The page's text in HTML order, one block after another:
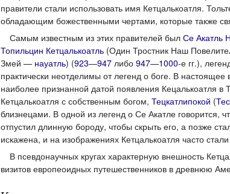
правители стали использовать имя Кетцалькоатля.
обладающим божественными чертами, которые также
Самым известным из этих правителей был Се Акатль
Топильцин Кетцалькоатль (Один Тростник Наш
Змей — науатль) (923—947 либо 947—1000-е гг.),
практически неотделимы от легенд о боге. В настоящее
наиболее признанной датой появления Кецалькоатля в
Кетцалькоатля с собственным богом, Тецкатлипокой (
близнецами. В одной из легенд о Се Акатле говорится,
отпустил длинную бороду, чтобы скрыть его, а позже
искажена, и на изображениях Кетцалькоатля часто
В псевдонаучных кругах характерную внешность
визитов европеоидных путешественников в древнюю